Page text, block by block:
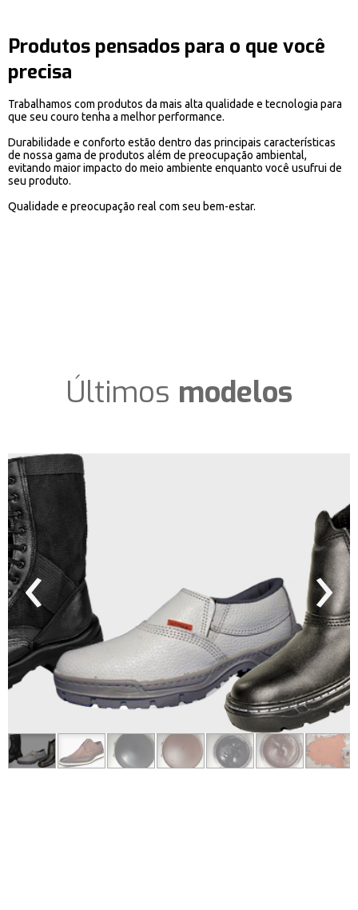
Produtos pensados para o que você
precisa
Trabalhamos com produtos da mais alta qualidade e tecnologia para
que seu couro tenha a melhor performance.
Durabilidade e conforto estão dentro das principais características
de nossa gama de produtos além de preocupação ambiental,
evitando maior impacto do meio ambiente enquanto você usufrui de
seu produto.
Qualidade e preocupação real com seu bem-estar.
Últimos modelos
‹ ›